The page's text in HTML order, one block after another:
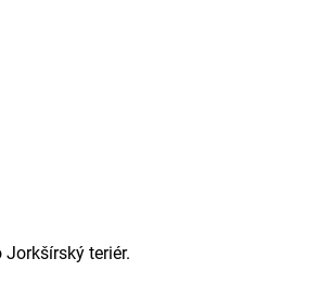
Jorkšírský teriér.